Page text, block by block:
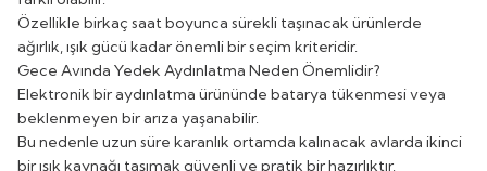
Özellikle birkaç saat boyunca sürekli taşınacak ürünlerde
ağırlık, ışık gücü kadar önemli bir seçim kriteridir.
Gece Avında Yedek Aydınlatma Neden Önemlidir?
Elektronik bir aydınlatma ürününde batarya tükenmesi veya
beklenmeyen bir arıza yaşanabilir.
Bu nedenle uzun süre karanlık ortamda kalınacak avlarda ikinci
bir ışık kaynağı taşımak güvenli ve pratik bir hazırlıktır.